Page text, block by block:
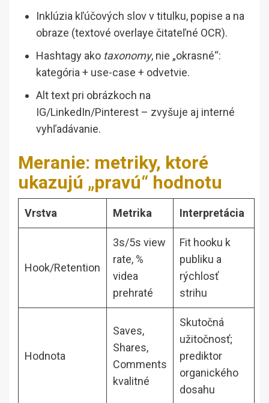
Inklúzia kľúčových slov v titulku, popise a na
obraze (textové overlaye čitateľné OCR).
Hashtagy ako taxonomy, nie „okrasné“:
kategória + use-case + odvetvie.
Alt text pri obrázkoch na
IG/LinkedIn/Pinterest – zvyšuje aj interné
vyhľadávanie.
Meranie: metriky, ktoré
ukazujú „pravú“ hodnotu
Vrstva Metrika Interpretácia
Hook/Retention
3s/5s view
rate, %
videa
prehraté
Fit hooku k
publiku a
rýchlosť
strihu
Hodnota
Saves,
Shares,
Comments
kvalitné
Skutočná
užitočnosť;
prediktor
organického
dosahu